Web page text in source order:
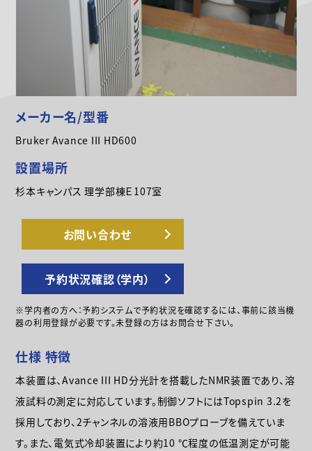
メーカー名/型番
Bruker Avance III HD600
設置場所
杉本キャンパス 理学部棟Ｅ107室
お問い合わせ
予約状況確認（学内）
※学内者の方へ：予約システムで予約状況を確認するには、事前に該当機
器の利用登録が必要です。未登録の方はお問合せ下さい。
仕様 特徴
本装置は、Avance III HD分光計を搭載したNMR装置であり、溶
液試料の測定に対応しています。制御ソフトにはTopspin 3.2を
採用しており、2チャンネルの溶液用BBOプローブを備えていま
す。また、電気式冷却装置により約10 ℃程度の低温測定が可能